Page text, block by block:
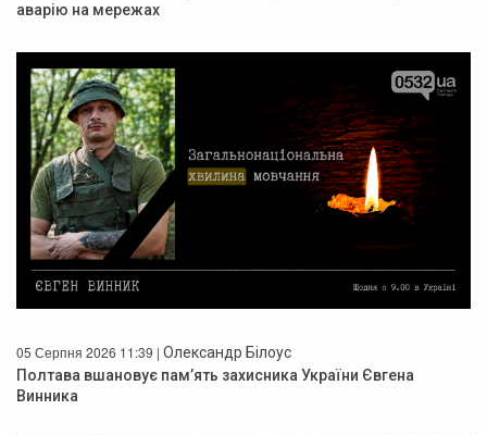
аварію на мережах
05 Серпня 2026 11:39 | Олександр Білоус
Полтава вшановує пам’ять захисника України Євгена
Винника